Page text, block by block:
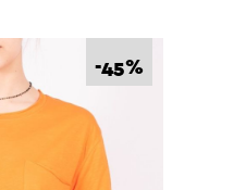
-45%